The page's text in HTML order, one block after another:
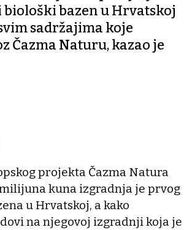
bazen u Hrvatskoj
sadržajima koje
Čazma Naturu, kazao je
projekta Čazma Natura
kuna izgradnja je prvog
u Hrvatskoj, a kako
na njegovoj izgradnji koja je